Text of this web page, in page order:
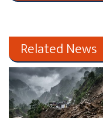
Related News